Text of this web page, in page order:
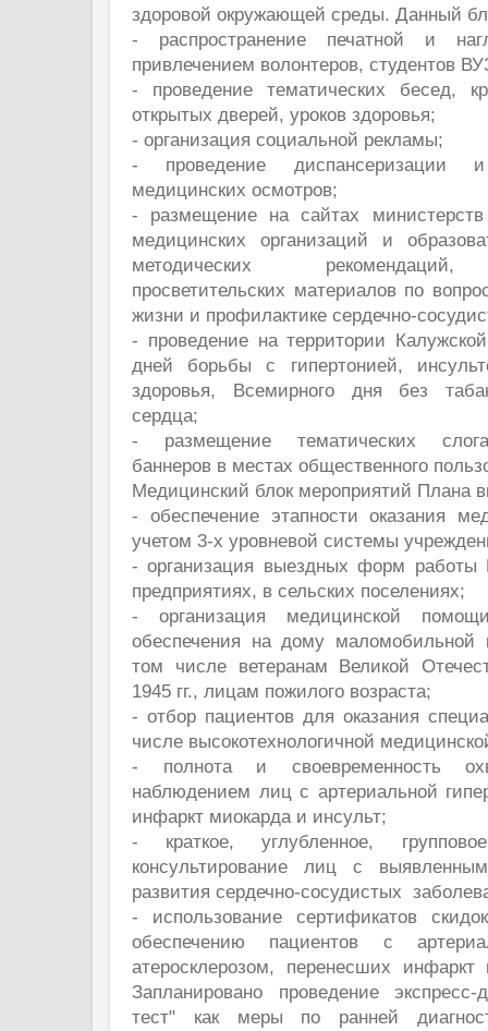
здоровой окружающей среды. Данный
- распространение печатной и
привлечением волонтеров, студентов
- проведение тематических бесед,
открытых дверей, уроков здоровья;
- организация социальной рекламы;
- проведение диспансеризации и
медицинских осмотров;
- размещение на сайтах
медицинских организаций и
методических рекомендаций,
просветительских материалов по
жизни и профилактике сердечно-
- проведение на территории
дней борьбы с гипертонией,
здоровья, Всемирного дня без
сердца;
- размещение тематических
баннеров в местах общественного
Медицинский блок мероприятий Плана
- обеспечение этапности оказания
учетом 3-х уровневой системы
- организация выездных форм работы
предприятиях, в сельских поселениях;
- организация медицинской
обеспечения на дому маломобильной
том числе ветеранам Великой
1945 гг., лицам пожилого возраста;
- отбор пациентов для оказания
числе высокотехнологичной
- полнота и своевременность
наблюдением лиц с артериальной
инфаркт миокарда и инсульт;
- краткое, углубленное,
консультирование лиц с
развития сердечно-сосудистых
- использование сертификатов
обеспечению пациентов с
атеросклерозом, перенесших
Запланировано проведение экспресс-
тест" как меры по ранней